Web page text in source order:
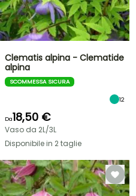
Clematis alpina - Clematide
alpina
SCOMMESSA SICURA
12
Da18,50 €
Vaso da 2L/3L
Disponibile in 2 taglie